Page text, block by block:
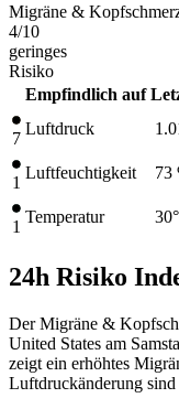
Migräne &
4/10
geringes
Risiko
Empfindlich auf
7
Luftdruck
1
Luftfeuchtigkeit 73
1
Temperatur 30
24h Risiko
Der Migräne &
United States am
zeigt ein erhöhtes
Luftdruckänderung